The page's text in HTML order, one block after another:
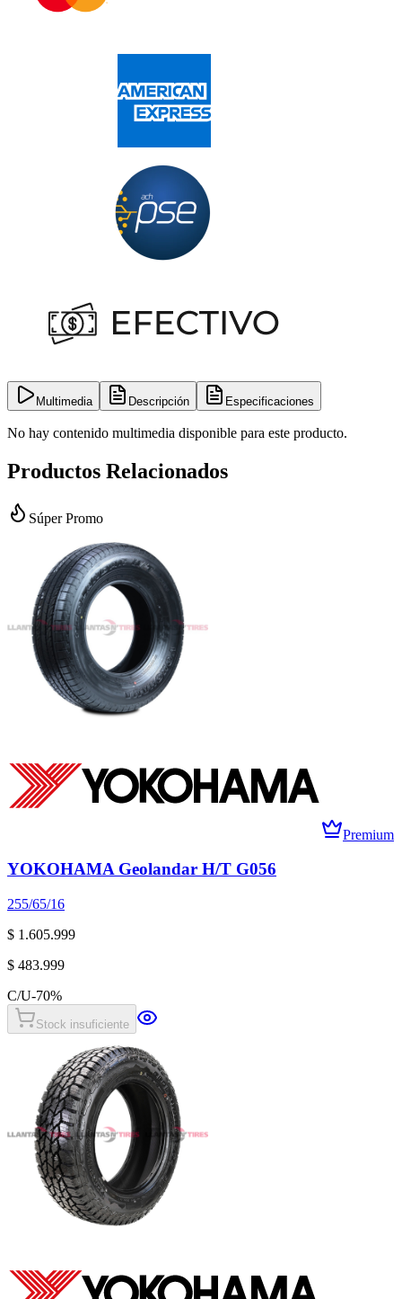
Multimedia Descripción Especificaciones
No hay contenido multimedia disponible para este producto.
Productos Relacionados
Súper Promo
Premium
YOKOHAMA Geolandar H/T G056
255/65/16
$ 1.605.999
$ 483.999
C/U-70%
Stock insuficiente